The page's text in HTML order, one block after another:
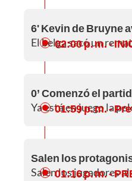
6' Kevin de Bruyne
El belga sacó un
02:00 p. m.-
0’ Comenzó el
Ya está en juego la
01:59 p. m.-
Salen los
Salen los jugadores
01:16 p. m.-